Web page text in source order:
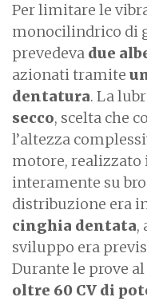
Per limitare le
monocilindrico di
prevedeva due
azionati tramite
dentatura. La
secco, scelta che
l’altezza
motore, realizzato
interamente su
distribuzione era
cinghia dentata,
sviluppo era
Durante le prove
oltre 60 CV di